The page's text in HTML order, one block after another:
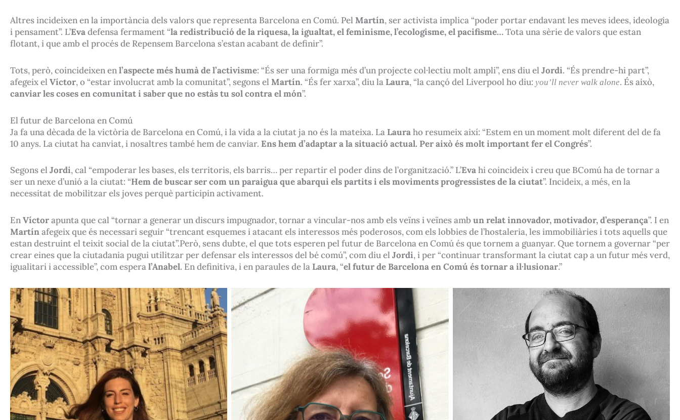
Altres incideixen en la importància dels valors que representa Barcelona en Comú. PelMartín, ser activista implica “poder portar endavant les meves idees, ideologia
i pensament”. L’Evadefensa fermament “la redistribució de la riquesa, la igualtat, el feminisme, l’ecologisme, el pacifisme…Tota una sèrie de valors que estan
flotant, i que amb el procés de Repensem Barcelona s’estan acabant de definir”.
Tots, però, coincideixen enl’aspecte més humà de l’activisme: “És ser una formiga més d’un projecte col·lectiu molt ampli”, ens diu elJordi. “És prendre-hi part”,
afegeix elVíctor, o “estar involucrat amb la comunitat”, segons elMartín. “És fer xarxa”, diu la Laura, “la cançó del Liverpool ho diu: you’ll never walk alone. És això,
canviar les coses en comunitat i saber que no estàs tu sol contra el món”.
El futur de Barcelona en Comú
Ja fa una dècada de la victòria de Barcelona en Comú, i la vida a la ciutat ja no és la mateixa. La Lauraho resumeix així: “Estem en un moment molt diferent del de fa
10 anys. La ciutat ha canviat, i nosaltres també hem de canviar. Ens hem d’adaptar a la situació actual. Per això és molt important fer el Congrés”.
Segons elJordi, cal “empoderar les bases, els territoris, els barris… per repartir el poder dins de l’organització.” L’Evahi coincideix i creu que BComú ha de tornar a
ser un nexe d’unió a la ciutat: “Hem de buscar ser com un paraigua que abarqui els partits i els moviments progressistes de la ciutat”. Incideix, a més, en la
necessitat de mobilitzar els joves perquè participin activament.
EnVíctorapunta que cal “tornar a generar un discurs impugnador, tornar a vincular-nos amb els veïns i veïnes amb un relat innovador, motivador, d’esperança”. I en
Martínafegeix que és necessari seguir “trencant esquemes i atacant els interessos més poderosos, com els lobbies de l’hostaleria, les immobiliàries i tots aquells que
estan destruint el teixit social de la ciutat”.Però, sens dubte, el que tots esperen pel futur de Barcelona en Comú és que tornem a guanyar. Que tornem a governar “per
crear eines que la ciutadania pugui utilitzar per defensar els interessos del bé comú”, com diu elJordi, i per “continuar transformant la ciutat cap a un futur més verd,
igualitari i accessible”, com esperal’Anabel. En definitiva, i en paraules de la Laura, “el futur de Barcelona en Comú és tornar a il·lusionar.”